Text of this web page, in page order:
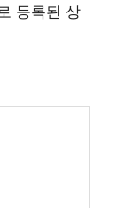
등록된 상